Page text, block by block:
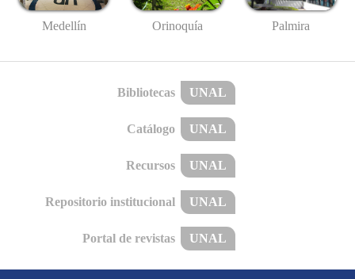
Medellín Orinoquía Palmira
Bibliotecas UNAL
Catálogo UNAL
Recursos UNAL
Repositorio institucional UNAL
Portal de revistas UNAL